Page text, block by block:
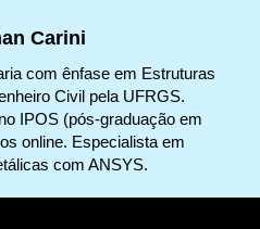
Carini
com ênfase em Estruturas
Civil pela UFRGS.
IPOS (pós-graduação em
online. Especialista em
com ANSYS.